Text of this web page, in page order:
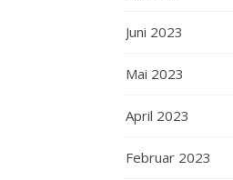
Juni 2023
Mai 2023
April 2023
Februar 2023